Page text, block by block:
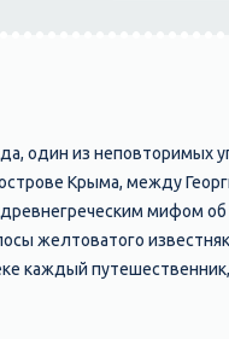
один из неповторимых
Крыма, между
мифом
желтоватого
каждый
бывали Пушкин и